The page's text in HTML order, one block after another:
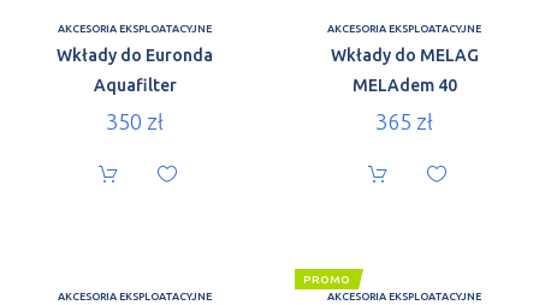
AKCESORIA EKSPLOATACYJNE
Wkłady do Euronda
Aquafilter
350 zł
AKCESORIA EKSPLOATACYJNE
Wkłady do MELAG
MELAdem 40
365 zł
AKCESORIA EKSPLOATACYJNE
PROMO
AKCESORIA EKSPLOATACYJNE